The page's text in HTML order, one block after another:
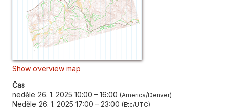
Show overview map
Čas
neděle 26. 1. 2025 10:00 – 16:00 America/Denver
Neděle 26. 1. 2025 17:00 – 23:00 Etc/UTC